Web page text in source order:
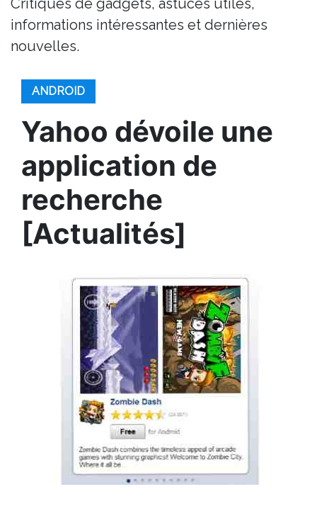
Critiques de gadgets, astuces utiles,
informations intéressantes et dernières
nouvelles.
ANDROID
Yahoo dévoile une
application de
recherche
[Actualités]